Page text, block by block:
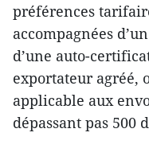
préférences
accompagnées
d’une auto-
exportateur agréé,
applicable aux
dépassant pas 500